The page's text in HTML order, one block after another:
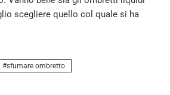
scegliere quello col quale si ha
sfumare ombretto